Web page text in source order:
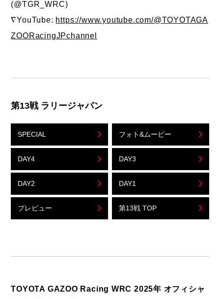
(@TGR_WRC)
∇YouTube: https://www.youtube.com/@TOYOTAGA
ZOORacingJPchannel
第13戦 ラリージャパン
SPECIAL フォト&ムービー
DAY4 DAY3
DAY2 DAY1
プレビュー 第13戦 TOP
TOYOTA GAZOO Racing WRC 2025年 オフィシャ